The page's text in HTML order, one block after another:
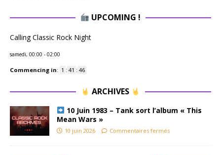
UPCOMING !
Calling Classic Rock Night
samedi, 00:00 - 02:00
Commencing in: 1 : 41 : 46
ARCHIVES
10 Juin 1983 – Tank sort l’album « This
Mean Wars »
10 juin 2026 Commentaires fermés